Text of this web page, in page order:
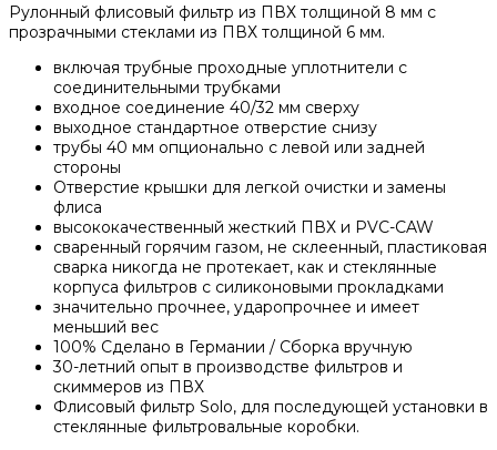
Рулонный флисовый фильтр из ПВХ толщиной 8 мм с
прозрачными стеклами из ПВХ толщиной 6 мм.
включая трубные проходные уплотнители с
соединительными трубками
входное соединение 40/32 мм сверху
выходное стандартное отверстие снизу
трубы 40 мм опционально с левой или задней
стороны
Отверстие крышки для легкой очистки и замены
флиса
высококачественный жесткий ПВХ и PVC-CAW
сваренный горячим газом, не склеенный, пластиковая
сварка никогда не протекает, как и стеклянные
корпуса фильтров с силиконовыми прокладками
значительно прочнее, ударопрочнее и имеет
меньший вес
100% Сделано в Германии / Сборка вручную
30-летний опыт в производстве фильтров и
скиммеров из ПВХ
Флисовый фильтр Solo, для последующей установки в
стеклянные фильтровальные коробки.